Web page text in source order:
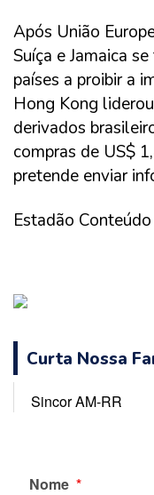
Após União
Suíça e Jamaica
países a proibir a
Hong Kong
derivados
compras de US$
pretende enviar
Estadão Conteúdo
Curta Nossa
Sincor AM-RR
Nome *